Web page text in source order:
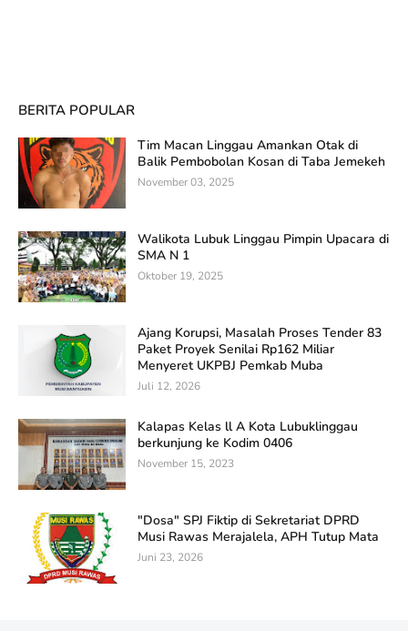
BERITA POPULAR
Tim Macan Linggau Amankan Otak di
Balik Pembobolan Kosan di Taba Jemekeh
November 03, 2025
Walikota Lubuk Linggau Pimpin Upacara di
SMA N 1
Oktober 19, 2025
Ajang Korupsi, Masalah Proses Tender 83
Paket Proyek Senilai Rp162 Miliar
Menyeret UKPBJ Pemkab Muba
Juli 12, 2026
Kalapas Kelas ll A Kota Lubuklinggau
berkunjung ke Kodim 0406
November 15, 2023
"Dosa" SPJ Fiktip di Sekretariat DPRD
Musi Rawas Merajalela, APH Tutup Mata
Juni 23, 2026